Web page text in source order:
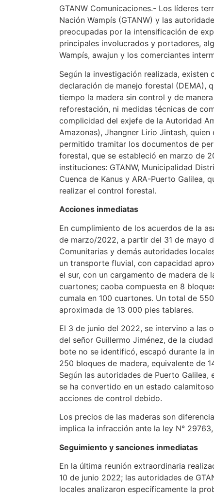
GTANW Comunicaciones.- Los líderes
Nación Wampís (GTANW) y las
preocupadas por la intensificación de
principales involucrados y portadores,
Wampís, awajun y los comerciantes
Según la investigación realizada,
declaración de manejo forestal (DEMA),
tiempo la madera sin control y de
reforestación, ni medidas técnicas de
complicidad del exjefe de la Autoridad
Amazonas), Jhangner Lirio Jintash,
permitido tramitar los documentos de
forestal, que se estableció en marzo de
instituciones: GTANW, Municipalidad
Cuenca de Kanus y ARA-Puerto Galilea,
realizar el control forestal.
Acciones inmediatas
En cumplimiento de los acuerdos de la
de marzo/2022, a partir del 31 de mayo
Comunitarias y demás autoridades
un transporte fluvial, con capacidad
el sur, con un cargamento de madera de
cuartones; caoba compuesta en 8
cumala en 100 cuartones. Un total de
aproximada de 13 000 pies tablares.
El 3 de junio del 2022, se intervino a las
del señor Guillermo Jiménez, de la
bote no se identificó, escapó durante la
250 bloques de madera, equivalente de
Según las autoridades de Puerto
se ha convertido en un estado
acciones de control debido.
Los precios de las maderas son
implica la infracción ante la ley N°
Seguimiento y sanciones inmediatas
En la última reunión extraordinaria
10 de junio 2022; las autoridades de
locales analizaron específicamente la